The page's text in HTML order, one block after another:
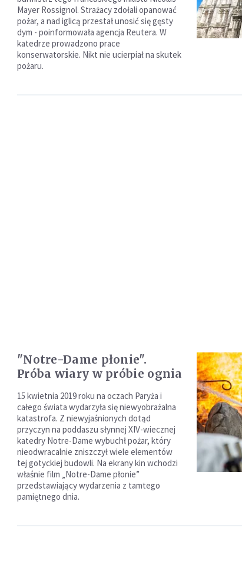
Mayer Rossignol. Strażacy zdołali opanować
pożar, a nad iglicą przestał unosić się gęsty
dym - poinformowała agencja Reutera. W
katedrze prowadzono prace
konserwatorskie. Nikt nie ucierpiał na skutek
pożaru.
"Notre-Dame płonie".
Próba wiary w próbie ognia
15 kwietnia 2019 roku na oczach Paryża i
całego świata wydarzyła się niewyobrażalna
katastrofa. Z niewyjaśnionych dotąd
przyczyn na poddaszu słynnej XIV-wiecznej
katedry Notre-Dame wybuchł pożar, który
nieodwracalnie zniszczył wiele elementów
tej gotyckiej budowli. Na ekrany kin wchodzi
właśnie film „Notre-Dame płonie”
przedstawiający wydarzenia z tamtego
pamiętnego dnia.